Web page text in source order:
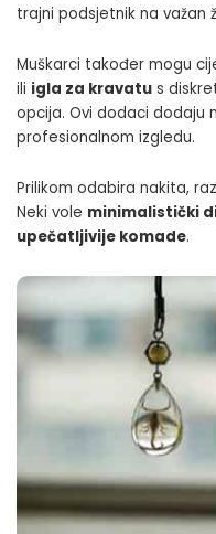
trajni podsjetnik na važan
Muškarci također mogu
ili igla za kravatu s
opcija. Ovi dodaci dodaju
profesionalnom izgledu.
Prilikom odabira nakita,
Neki vole minimalistički
upečatljivije komade.